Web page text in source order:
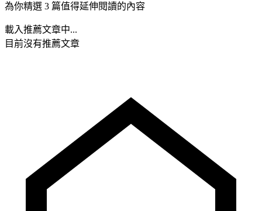
為你精選 3 篇值得延伸閱讀的內容
載入推薦文章中...
目前沒有推薦文章